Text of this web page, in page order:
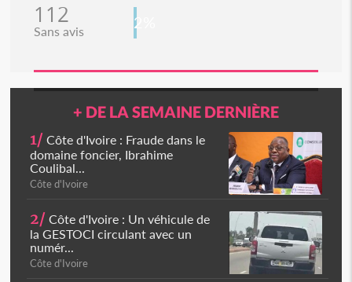
112
Sans avis 2%
+ DE LA SEMAINE DERNIÈRE
1/ Côte d'Ivoire : Fraude dans le
domaine foncier, Ibrahime
Coulibal...
Côte d'Ivoire
2/ Côte d'Ivoire : Un véhicule de
la GESTOCI circulant avec un
numér...
Côte d'Ivoire